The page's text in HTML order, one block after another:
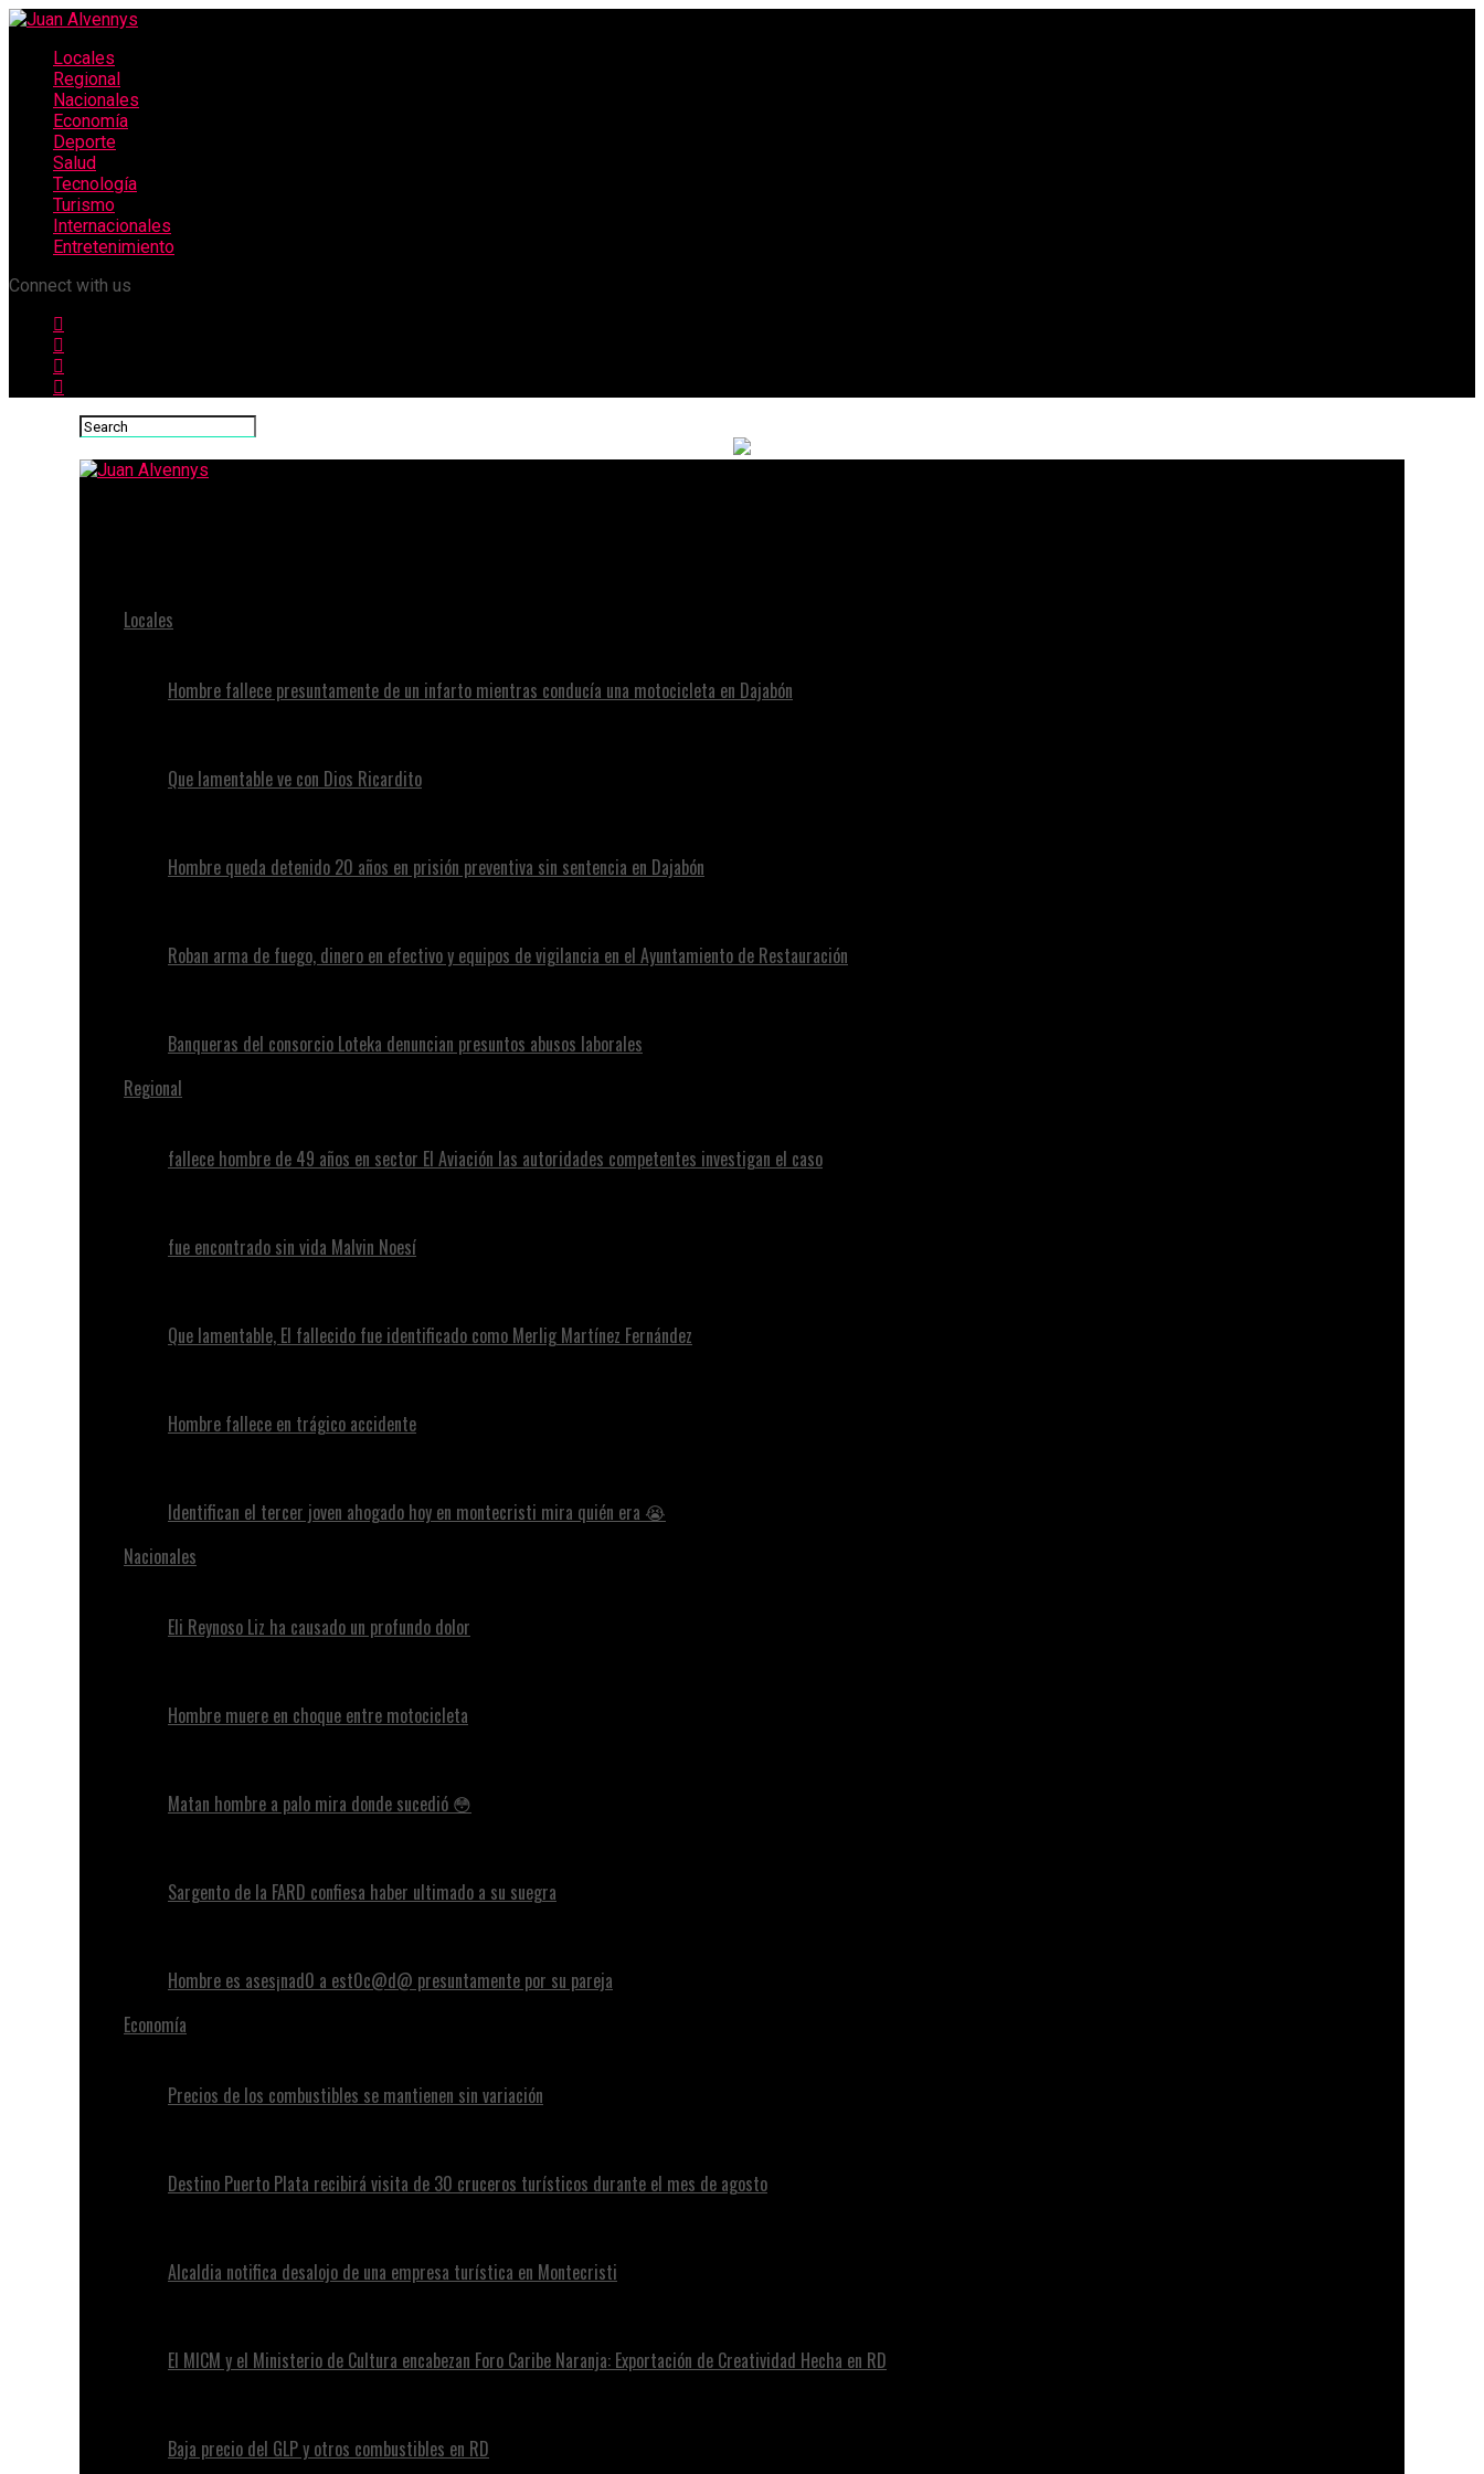
Locales
Regional
Nacionales
Economía
Deporte
Salud
Tecnología
Turismo
Internacionales
Entretenimiento
Connect with us
Locales
Hombre fallece presuntamente de un infarto mientras conducía una motocicleta en Dajabón
Que lamentable ve con Dios Ricardito
Hombre queda detenido 20 años en prisión preventiva sin sentencia en Dajabón
Roban arma de fuego, dinero en efectivo y equipos de vigilancia en el Ayuntamiento de Restauración
Banqueras del consorcio Loteka denuncian presuntos abusos laborales
Regional
fallece hombre de 49 años en sector El Aviación las autoridades competentes investigan el caso
fue encontrado sin vida Malvin Noesí
Que lamentable, El fallecido fue identificado como Merlig Martínez Fernández
Hombre fallece en trágico accidente
Identifican el tercer joven ahogado hoy en montecristi mira quién era 😭
Nacionales
Eli Reynoso Liz ha causado un profundo dolor
Hombre muere en choque entre motocicleta
Matan hombre a palo mira donde sucedió 😳
Sargento de la FARD confiesa haber ultimado a su suegra
Hombre es ases¡nad0 a est0c@d@ presuntamente por su pareja
Economía
Precios de los combustibles se mantienen sin variación
Destino Puerto Plata recibirá visita de 30 cruceros turísticos durante el mes de agosto
Alcaldia notifica desalojo de una empresa turística en Montecristi
El MICM y el Ministerio de Cultura encabezan Foro Caribe Naranja: Exportación de Creatividad Hecha en RD
Baja precio del GLP y otros combustibles en RD